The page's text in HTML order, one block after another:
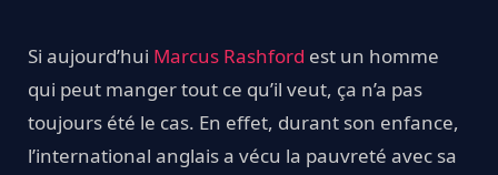
Si aujourd’hui Marcus Rashford est un homme
qui peut manger tout ce qu’il veut, ça n’a pas
toujours été le cas. En effet, durant son enfance,
l’international anglais a vécu la pauvreté avec sa